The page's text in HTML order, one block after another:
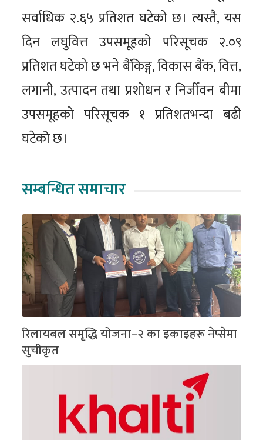
सर्वाधिक २.६५ प्रतिशत घटेको छ। त्यस्तै, यस
दिन लघुवित्त उपसमूहको परिसूचक २.०९
प्रतिशत घटेको छ भने बैंकिङ्ग, विकास बैंक, वित्त,
लगानी, उत्पादन तथा प्रशोधन र निर्जीवन बीमा
उपसमूहको परिसूचक १ प्रतिशतभन्दा बढी
घटेको छ।
सम्बन्धित समाचार
रिलायबल समृद्धि योजना–२ का इकाइहरू नेप्सेमा
सुचीकृत